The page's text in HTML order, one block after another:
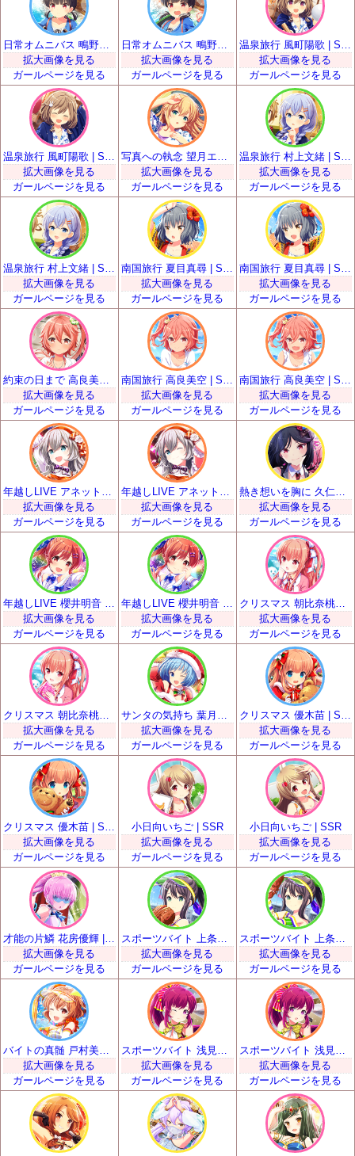
拡大画像を見る
ガールページを見る
日常オムニバス 鴫野睦 | SSR
拡大画像を見る
ガールページを見る
拡大画像を見る
ガールページを見る
拡大画像を見る
ガールページを見る
拡大画像を見る
ガールページを見る
拡大画像を見る
ガールページを見る
拡大画像を見る
ガールページを見る
拡大画像を見る
ガールページを見る
拡大画像を見る
ガールページを見る
拡大画像を見る
ガールページを見る
拡大画像を見る
ガールページを見る
拡大画像を見る
ガールページを見る
拡大画像を見る
ガールページを見る
拡大画像を見る
ガールページを見る
拡大画像を見る
ガールページを見る
拡大画像を見る
ガールページを見る
拡大画像を見る
ガールページを見る
クリスマス 朝比奈桃子 | SSR
拡大画像を見る
ガールページを見る
拡大画像を見る
ガールページを見る
拡大画像を見る
ガールページを見る
拡大画像を見る
ガールページを見る
拡大画像を見る
ガールページを見る
小日向いちご | SSR
拡大画像を見る
ガールページを見る
小日向いちご | SSR
拡大画像を見る
ガールページを見る
拡大画像を見る
ガールページを見る
スポーツバイト 上条るい | SSR
拡大画像を見る
ガールページを見る
スポーツバイト 上条るい | SSR
拡大画像を見る
ガールページを見る
拡大画像を見る
ガールページを見る
拡大画像を見る
ガールページを見る
拡大画像を見る
ガールページを見る